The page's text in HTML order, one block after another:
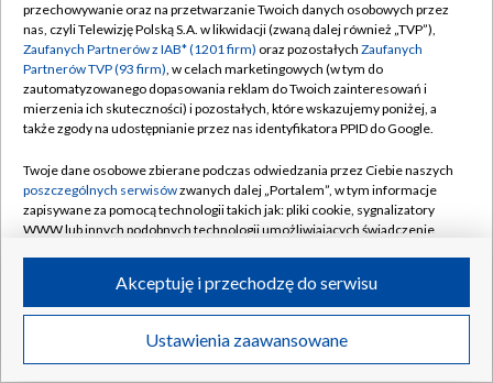
Abonament TVP
Emisja w TVP
Centrum informacji TVP
Naziemna Telewizja Cyfrowa
Rada Programowa
System NOS
Informacje o nadawcy
Program dla prasy
Ogłoszenie przetargowe
Regulamin TVP
Polityka prywatności
Moje zgody
Pomoc
Kontakt
Kanały
©2026 Telewizja Polska S.A. w likwidacji
przechowywanie oraz na przetwarzanie Twoich danych osobowych przez
nas, czyli Telewizję Polską S.A. w likwidacji (zwaną dalej również „TVP”),
Zaufanych Partnerów z IAB* (1201 firm) oraz pozostałych Zaufanych
Partnerów TVP (93 firm), w celach marketingowych (w tym do
zautomatyzowanego dopasowania reklam do Twoich zainteresowań i
mierzenia ich skuteczności) i pozostałych, które wskazujemy poniżej, a
także zgody na udostępnianie przez nas identyfikatora PPID do Google.
Twoje dane osobowe zbierane podczas odwiedzania przez Ciebie naszych
poszczególnych serwisówzwanych dalej „Portalem”, w tym informacje
zapisywane za pomocą technologii takich jak: pliki cookie, sygnalizatory
WWW lub innych podobnych technologii umożliwiających świadczenie
ruchu w Internecie.
Twoje dane osobowe zbierane podczas odwiedzania przez Ciebie
poszczególnych serwisówna Portalu, takie jak adresy IP, identyfikatory
Ustawienia zaawansowane
Akceptuję i przechodzę do serwisu